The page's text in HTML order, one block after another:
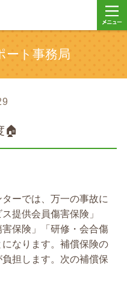
ート事務局
🏠
ーでは、万一の事故に
提供会員傷害保険」
害保険」「研修・会合傷
なります。補償保険の
担します。次の補償保